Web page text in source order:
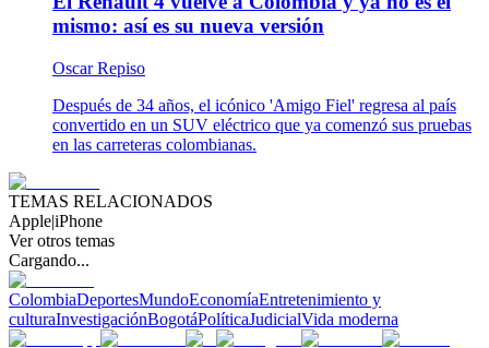
mismo: así es su nueva versión
Oscar Repiso
Después de 34 años, el icónico 'Amigo Fiel' regresa al país
convertido en un SUV eléctrico que ya comenzó sus pruebas
en las carreteras colombianas.
TEMAS RELACIONADOS
Apple|iPhone
Ver otros temas
Cargando...
ColombiaDeportesMundoEconomíaEntretenimiento y
culturaInvestigaciónBogotáPolíticaJudicialVida moderna